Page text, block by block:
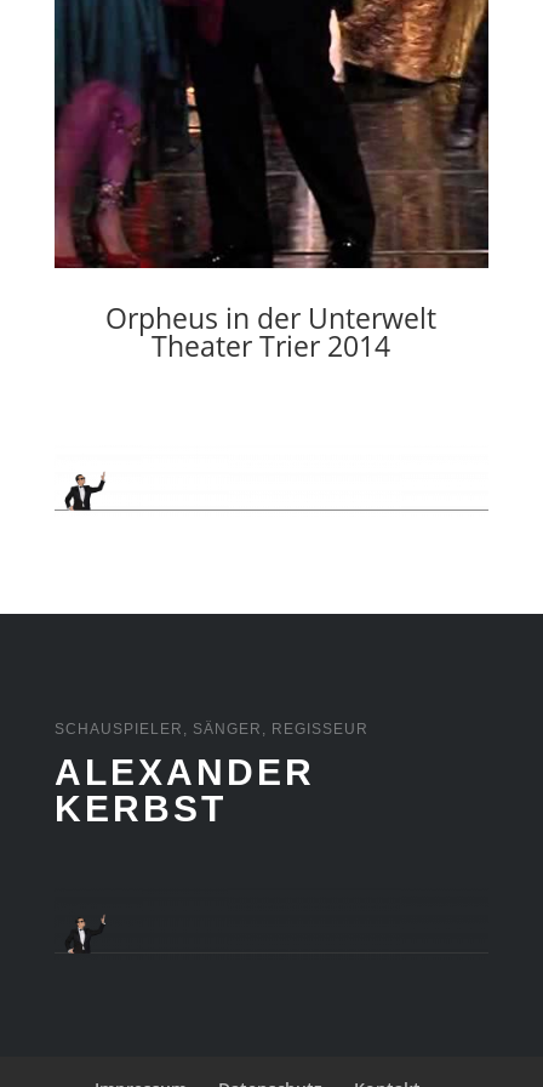
Orpheus in der Unterwelt
Theater Trier 2014
SCHAUSPIELER, SÄNGER, REGISSEUR
ALEXANDER
KERBST